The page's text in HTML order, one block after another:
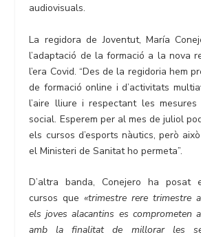
audiovisuals.
La regidora de Joventut, María
l’adaptació de la formació a la nova
l’era Covid. “Des de la regidoria hem
de formació online i d’activitats
l’aire lliure i respectant les mesures
social. Esperem per al mes de juliol
els cursos d’esports nàutics, però
el Ministeri de Sanitat ho permeta”.
D’altra banda, Conejero ha posat
cursos que «trimestre rere trimestre
els joves alacantins es comprometen
amb la finalitat de millorar les